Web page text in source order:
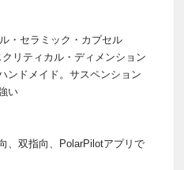
・セラミック・カプセル
リティカル・ディメンション
ンドメイド。サスペンション
い
、双指向、PolarPilotアプリで